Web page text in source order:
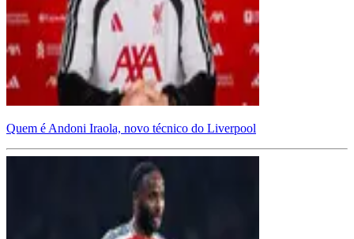
Quem é Andoni Iraola, novo técnico do Liverpool